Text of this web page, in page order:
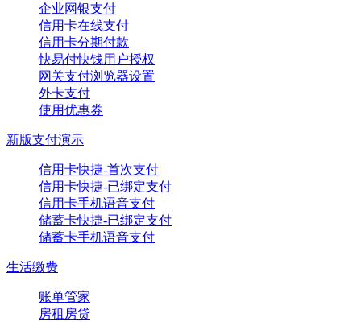
企业网银支付
信用卡在线支付
信用卡分期付款
快易付快钱用户授权
网关支付浏览器设置
外卡支付
使用优惠券
新版支付演示
信用卡快捷-首次支付
信用卡快捷-已绑定支付
信用卡手机语音支付
储蓄卡快捷-已绑定支付
储蓄卡手机语音支付
生活缴费
账单管家
房租房贷